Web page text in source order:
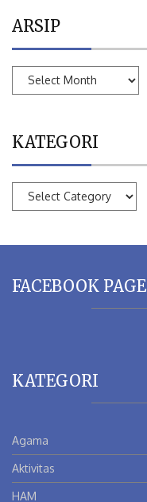
ARSIP
ARSIP
KATEGORI
KATEGORI
FACEBOOK PAGE
KATEGORI
Agama